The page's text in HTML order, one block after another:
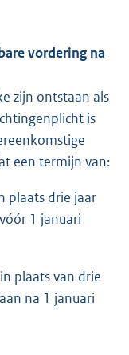
vordering na
zijn ontstaan als
is
een termijn van:
plaats drie jaar
1 januari
plaats van drie
na 1 januari